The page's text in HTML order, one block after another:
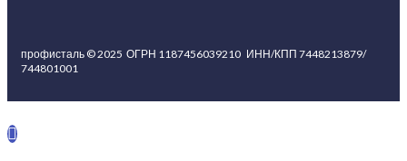
профисталь © 2025 ОГРН 1187456039210 ИНН/КПП 7448213879/
744801001